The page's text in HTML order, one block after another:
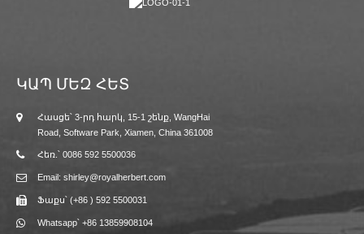
ԿԱՊ ՄԵԶ ՀԵՏ
Հասցե՝ 3-րդ հարկ, 15-1 շենք, WangHai
Road, Software Park, Xiamen, China 361008
Հեռ.՝ 0086 592 5500036
Email: shirley@royalherbert.com
Ֆաքս՝ (+86 ) 592 5500031
Whatsapp՝ +86 13859908104